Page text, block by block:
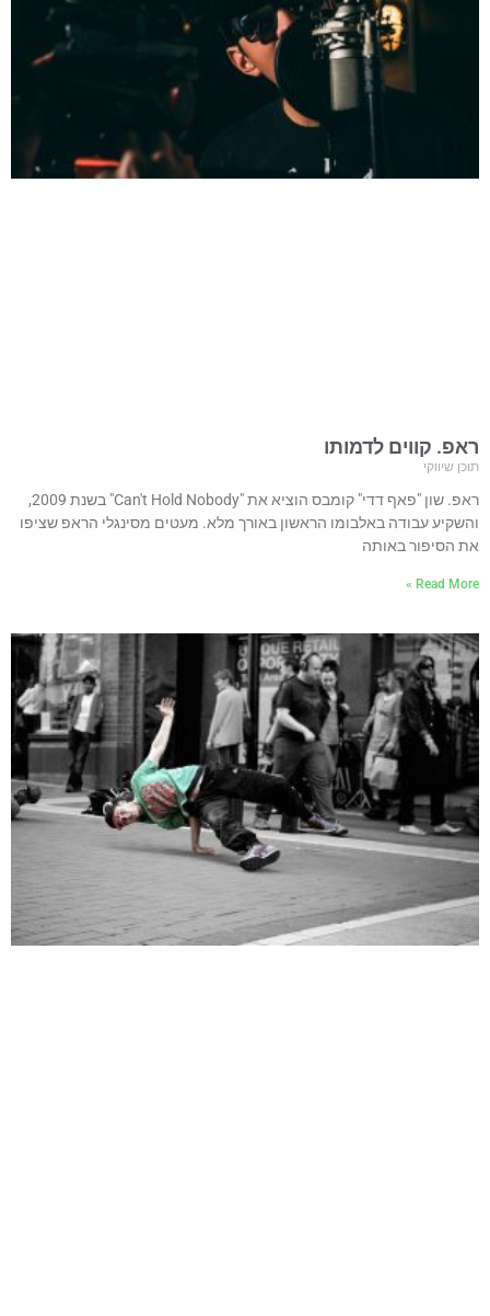
ראפ. קווים לדמותו
תוכן שיווקי
ראפ. שון "פאף דדי" קומבס הוציא את "Can't Hold Nobody" בשנת 2009,
והשקיע עבודה באלבומו הראשון באורך מלא. מעטים מסינגלי הראפ שציפו
את הסיפור באותה
Read More »